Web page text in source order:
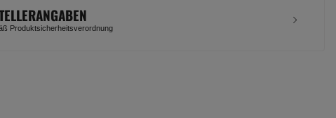
Produktsicherheitsverordnung